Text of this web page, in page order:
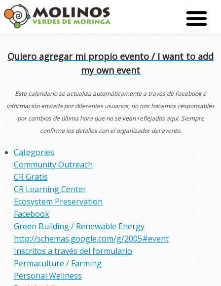
Skip
to
content
Quiero agregar mi propio evento / I want to add
my own event
Este calendario se actualiza automáticamente a través de Facebook e
información enviada por diferentes usuarios, no nos hacemos responsables
por cambios de última hora que no se vean reflejados aquí. Siempre
confirme los detalles con el organizador del evento.
Categories
Community Outreach
CR Gratis
CR Learning Center
Ecosystem Preservation
Facebook
Green Building / Renewable Energy
http://schemas.google.com/g/2005#event
Inscritos a través del formulario
Permaculture / Farming
Personal Wellness